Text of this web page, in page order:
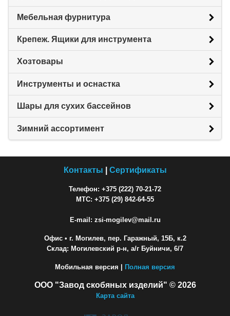
Мебельная фурнитура
Крепеж. Ящики для инструмента
Хозтовары
Инструменты и оснастка
Шары для сухих бассейнов
Зимний ассортимент
Контакты Сертификаты
Телефон: +375 (222) 70-21-72
МТС: +375 (29) 842-64-55
E-mail: zsi-mogilev@mail.ru
Офис• г. Могилев, пер. Гаражный, 15Б, к.2
Склад: Могилевский р-н, а/г Буйничи, 6/7
Мобильная версия | Полная версия
ООО "Завод скобяных изделий" © 2026
Карта сайта